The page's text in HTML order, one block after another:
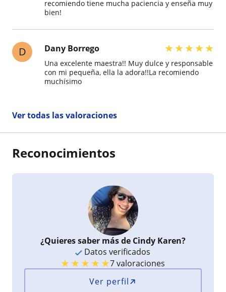
sus estudiantes!
recomiendo tiene mucha paciencia y enseña muy
bien!
D Dany Borrego ★★★★★
Una excelente maestra!! Muy dulce y responsable
con mi pequeña, ella la adora!!La recomiendo
muchísimo
Ver todas las valoraciones
Reconocimientos
¿Quieres saber más de Cindy Karen?
Datos verificados
★★★★★7 valoraciones
Ver perfil